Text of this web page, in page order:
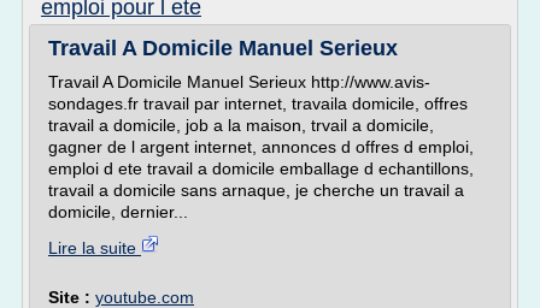
emploi pour l ete
Travail A Domicile Manuel Serieux
Travail A Domicile Manuel Serieux http://www.avis-
sondages.fr travail par internet, travaila domicile, offres
travail a domicile, job a la maison, trvail a domicile,
gagner de l argent internet, annonces d offres d emploi,
emploi d ete travail a domicile emballage d echantillons,
travail a domicile sans arnaque, je cherche un travail a
domicile, dernier...
Lire la suite
Site : youtube.com